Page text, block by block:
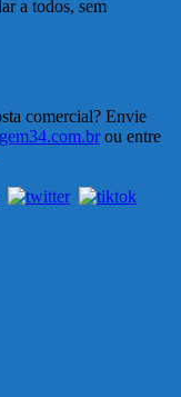
a todos, sem
comercial? Envie
ou entre